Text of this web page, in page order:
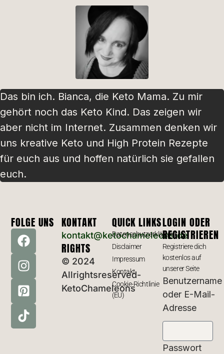
Das bin ich. Bianca, die Keto Mama. Zu mir
gehört noch das Keto Kind. Das zeigen wir
aber nicht im Internet. Zusammen denken wir
uns kreative Keto und High Protein Rezepte
für euch aus und hoffen natürlich sie gefallen
euch.
FOLGE UNS KONTAKT
kontakt@ketochameleons.de
RIGHTS
© 2024
Allrightsreserved-
KetoChameleons
QUICK LINKS
Datenschutzerklärung
Disclaimer
Impressum
Kontakt
Cookie-Richtlinie
(EU)
LOGIN ODER
REGISTRIEREN
Registriere dich
kostenlos auf
unserer Seite
Benutzername
oder E-Mail-
Adresse
Passwort